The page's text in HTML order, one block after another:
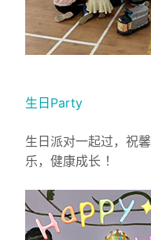
生日Party
生日派对一起过，祝
乐，健康成长 ！